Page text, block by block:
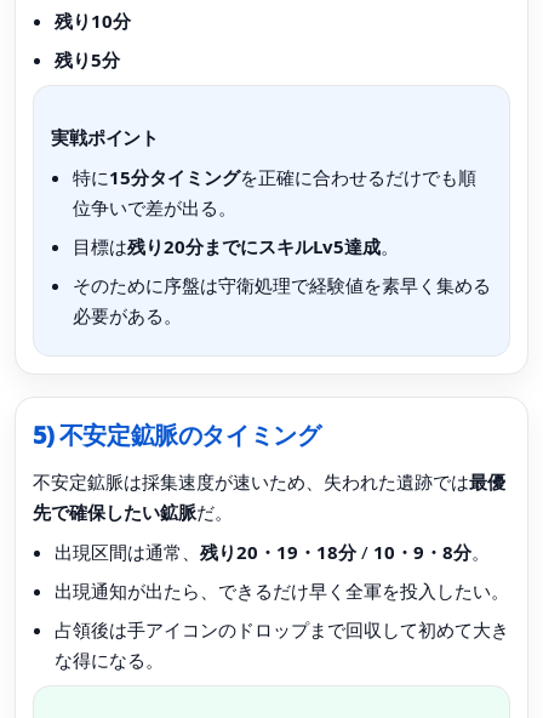
残り10分
残り5分
実戦ポイント
特に15分タイミングを正確に合わせるだけでも順
位争いで差が出る。
目標は残り20分までにスキルLv5達成。
そのために序盤は守衛処理で経験値を素早く集める
必要がある。
5) 不安定鉱脈のタイミング
不安定鉱脈は採集速度が速いため、失われた遺跡では最優
先で確保したい鉱脈だ。
出現区間は通常、 残り20・19・18分/ 10・9・8分。
出現通知が出たら、できるだけ早く全軍を投入したい。
占領後は手アイコンのドロップまで回収して初めて大き
な得になる。